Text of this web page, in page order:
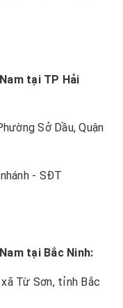
tại TP Hải
Sở Dầu, Quận
- SĐT
tại Bắc Ninh:
Từ Sơn, tỉnh Bắc